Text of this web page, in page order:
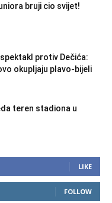
bruji cio svijet!
protiv Dečića:
okupljaju plavo-bijeli
teren stadiona u
LIKE
FOLLOW